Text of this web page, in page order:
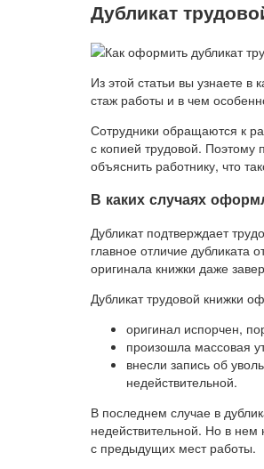
Дубликат
Из этой статьи вы узнаете в
стаж работы и в чем
Сотрудники обращаются к
с копией трудовой. Поэтому
объяснить работнику, что
В каких случаях
Дубликат подтверждает
главное отличие дубликата
оригинала книжки даже
Дубликат трудовой книжки
оригинал испорчен,
произошла массовая
внесли запись об
недействительной.
В последнем случае в
недействительной. Но в
с предыдущих мест работы.